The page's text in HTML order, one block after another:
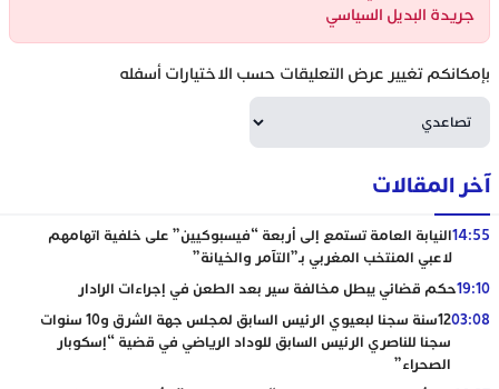
جريدة البديل السياسي
بإمكانكم تغيير عرض التعليقات حسب الاختيارات أسفله
آخر المقالات
14:55النيابة العامة تستمع إلى أربعة “فيسبوكيين” على خلفية اتهامهم
لاعبي المنتخب المغربي بـ”التآمر والخيانة”
19:10حكم قضائي يبطل مخالفة سير بعد الطعن في إجراءات الرادار
03:08
12سنة سجنا لبعيوي الرئيس السابق لمجلس جهة الشرق و10 سنوات
سجنا للناصري الرئيس السابق للوداد الرياضي في قضية “إسكوبار
الصحراء”